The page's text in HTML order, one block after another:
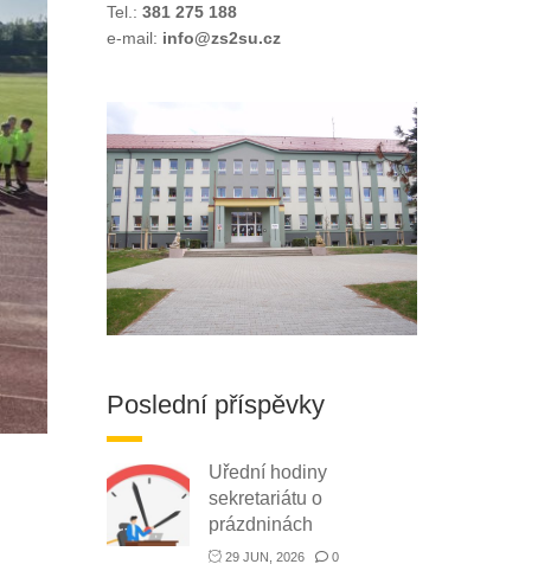
Tel.: 381 275 188
e-mail: info@zs2su.cz
Poslední příspěvky
Uřední hodiny
sekretariátu o
prázdninách
29 JUN, 2026 0